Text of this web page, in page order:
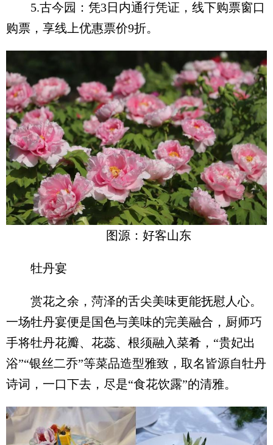
5.古今园：凭3日内通行凭证，线下购票窗口
购票，享线上优惠票价9折。
图源：好客山东
牡丹宴
赏花之余，菏泽的舌尖美味更能抚慰人心。
一场牡丹宴便是国色与美味的完美融合，厨师巧
手将牡丹花瓣、花蕊、根须融入菜肴，“贵妃出
浴”“银丝二乔”等菜品造型雅致，取名皆源自牡丹
诗词，一口下去，尽是“食花饮露”的清雅。